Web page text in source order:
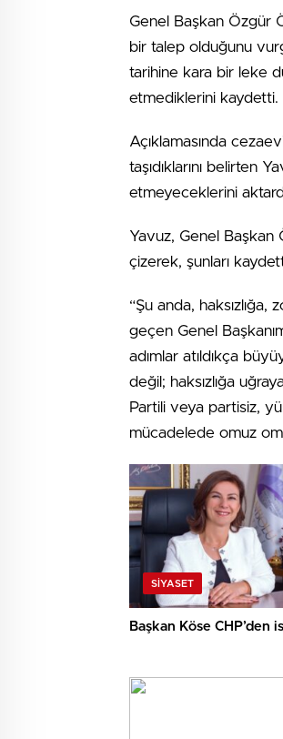
Genel Başkan Özgür
bir talep olduğunu
tarihine kara bir leke
etmediklerini kaydetti.
Açıklamasında
taşıdıklarını belirten
etmeyeceklerini
Yavuz, Genel Başkan
çizerek, şunları
“Şu anda,
geçen Genel
adımlar atıldıkça
değil; haksızlığa
Partili veya partisiz,
mücadelede omuz
SIYASET
Başkan Köse CHP’den